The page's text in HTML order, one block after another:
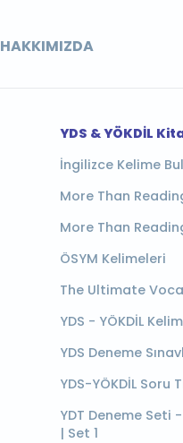
HAKKIMIZDA
YDS & YÖKDİL
İngilizce Kelime
More Than
More Than
ÖSYM Kelimeleri
The Ultimate
YDS - YÖKDİL
YDS Deneme
YDS-YÖKDİL Soru
YDT Deneme Seti
| Set 1